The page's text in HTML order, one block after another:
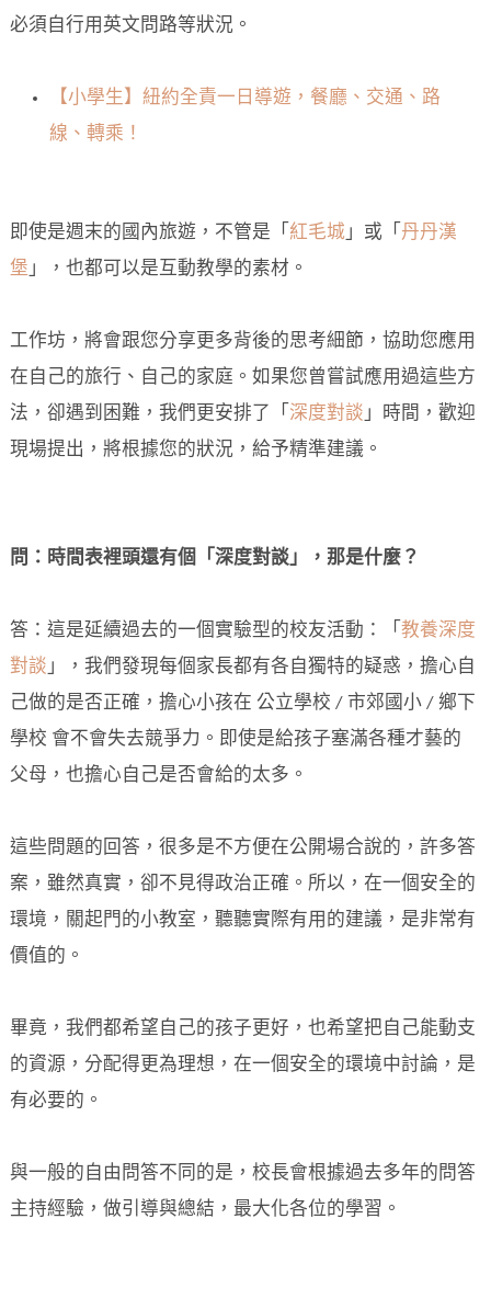
必須自行用英文問路等狀況。
【小學生】紐約全責一日導遊，餐廳、交通、路
線、轉乘！
即使是週末的國內旅遊，不管是「 紅毛城 」或「 丹丹漢
堡 」，也都可以是互動教學的素材。
工作坊，將會跟您分享更多背後的思考細節，協助您應用
在自己的旅行、自己的家庭。如果您曾嘗試應用過這些方
法，卻遇到困難，我們更安排了「 深度對談 」時間，歡迎
現場提出，將根據您的狀況，給予精準建議。
問：時間表裡頭還有個「深度對談」，那是什麼？
答：這是延續過去的一個實驗型的校友活動：「 教養深度
對談 」，我們發現每個家長都有各自獨特的疑惑，擔心自
己做的是否正確，擔心小孩在 公立學校 / 市郊國小 / 鄉下
學校 會不會失去競爭力。即使是給孩子塞滿各種才藝的
父母，也擔心自己是否會給的太多。
這些問題的回答，很多是不方便在公開場合說的，許多答
案，雖然真實，卻不見得政治正確。所以，在一個安全的
環境，關起門的小教室，聽聽實際有用的建議，是非常有
價值的。
畢竟，我們都希望自己的孩子更好，也希望把自己能動支
的資源，分配得更為理想，在一個安全的環境中討論，是
有必要的。
與一般的自由問答不同的是，校長會根據過去多年的問答
主持經驗，做引導與總結，最大化各位的學習。